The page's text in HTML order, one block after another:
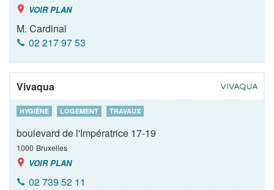
VOIR PLAN
M. Cardinal
02 217 97 53
Vivaqua
HYGIÈNE LOGEMENT TRAVAUX
boulevard de l'Impératrice 17-19
1000 Bruxelles
VOIR PLAN
02 739 52 11